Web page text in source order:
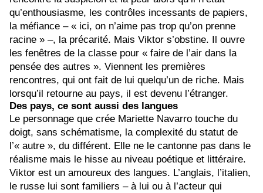
qu’enthousiasme, les contrôles incessants de papiers,
la méfiance – « ici, on n’aime pas trop qu’on prenne
racine » –, la précarité. Mais Viktor s’obstine. Il ouvre
les fenêtres de la classe pour « faire de l’air dans la
pensée des autres ». Viennent les premières
rencontres, qui ont fait de lui quelqu’un de riche. Mais
lorsqu’il retourne au pays, il est devenu l’étranger.
Des pays, ce sont aussi des langues
Le personnage que crée Mariette Navarro touche du
doigt, sans schématisme, la complexité du statut de
l’« autre », du différent. Elle ne le cantonne pas dans le
réalisme mais le hisse au niveau poétique et littéraire.
Viktor est un amoureux des langues. L’anglais, l’italien,
le russe lui sont familiers – à lui ou à l’acteur qui